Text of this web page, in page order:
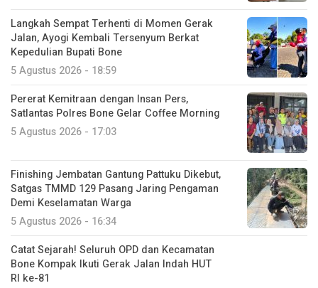
Langkah Sempat Terhenti di Momen Gerak
Jalan, Ayogi Kembali Tersenyum Berkat
Kepedulian Bupati Bone
5 Agustus 2026 - 18:59
Pererat Kemitraan dengan Insan Pers,
Satlantas Polres Bone Gelar Coffee Morning
5 Agustus 2026 - 17:03
Finishing Jembatan Gantung Pattuku Dikebut,
Satgas TMMD 129 Pasang Jaring Pengaman
Demi Keselamatan Warga
5 Agustus 2026 - 16:34
Catat Sejarah! Seluruh OPD dan Kecamatan
Bone Kompak Ikuti Gerak Jalan Indah HUT
RI ke-81